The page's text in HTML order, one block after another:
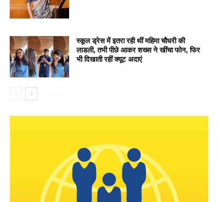
स्कूल ड्रेस में इतरा रही थीं महिमा चौधरी की
लाडली, तभी पीछे आकर शख्स ने खींचा फोन, फिर
भी दिखाती रहीं क्यूट अदाएं